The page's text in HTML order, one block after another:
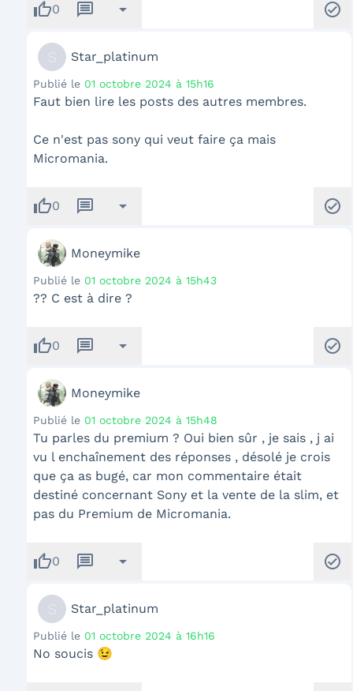
thumb_up0 message arrow_drop_down check_circle
Star_platinum
Publié le 01 octobre 2024 à 15h16
Faut bien lire les posts des autres membres.
Ce n'est pas sony qui veut faire ça mais
Micromania.
thumb_up0 message arrow_drop_down check_circle
Moneymike
Publié le 01 octobre 2024 à 15h43
?? C est à dire ?
thumb_up0 message arrow_drop_down check_circle
Moneymike
Publié le 01 octobre 2024 à 15h48
Tu parles du premium ? Oui bien sûr , je sais , j ai
vu l enchaînement des réponses , désolé je crois
que ça as bugé, car mon commentaire était
destiné concernant Sony et la vente de la slim, et
pas du Premium de Micromania.
thumb_up0 message arrow_drop_down check_circle
Star_platinum
Publié le 01 octobre 2024 à 16h16
No soucis 😉